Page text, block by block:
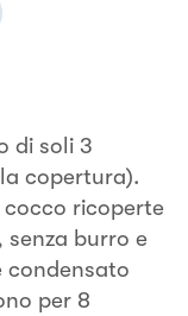
di soli 3
copertura).
ricoperte
burro e
condensato
per 8